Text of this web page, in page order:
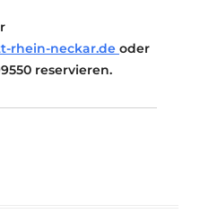
rhein-neckar.de oder
reservieren.